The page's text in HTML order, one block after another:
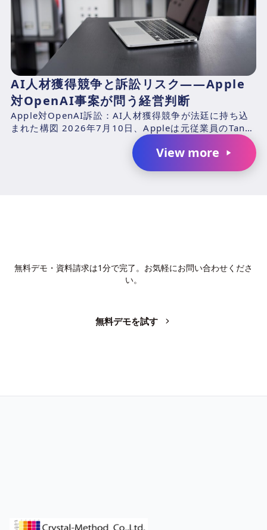
AI人材獲得競争と訴訟リスク――Apple
対OpenAI事案が問う経営判断
Apple対OpenAI訴訟：AI人材獲得競争が法廷に持ち込
まれた構図 2026年7月10日、Appleは元従業員のTang
View more
無料デモ・資料請求は1分で完了。お気軽にお問い合わせくださ
い。
無料デモを試す